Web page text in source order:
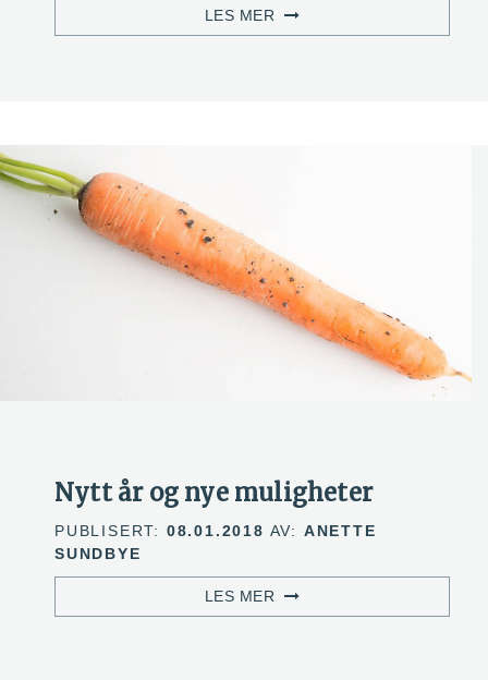
LES MER
Nytt år og nye muligheter
PUBLISERT: 08.01.2018 AV: ANETTE
SUNDBYE
LES MER